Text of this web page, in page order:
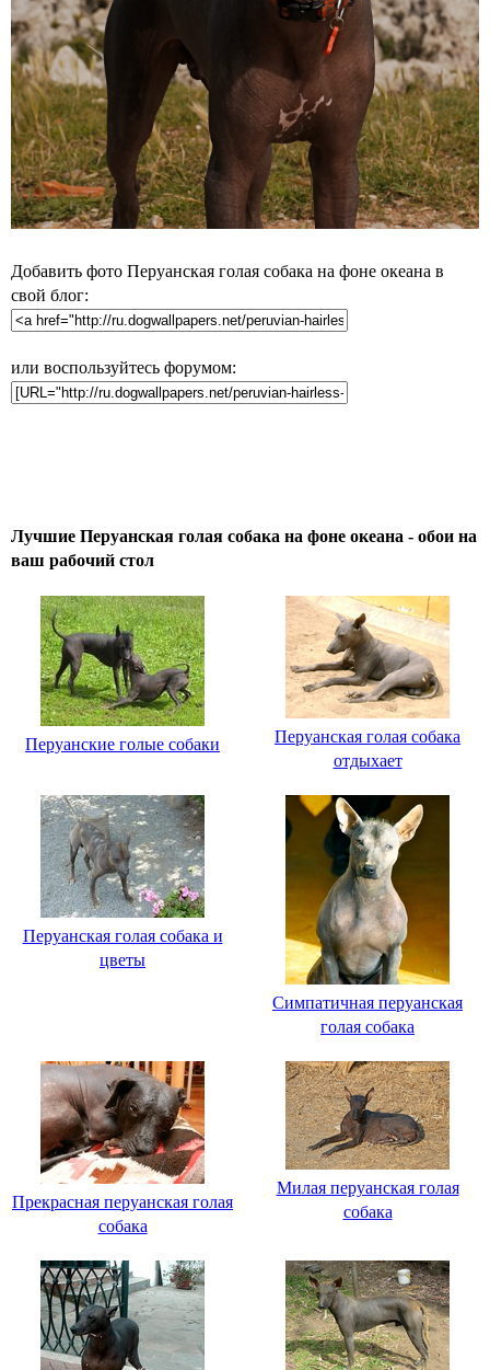
Добавить фото Перуанская голая собака на фоне океана в
свой блог:
или воспользуйтесь форумом:
Лучшие Перуанская голая собака на фоне океана - обои на
ваш рабочий стол
Перуанские голые собаки
Перуанская голая собака
отдыхает
Перуанская голая собака и
цветы
Симпатичная перуанская
голая собака
Прекрасная перуанская голая
собака
Милая перуанская голая
собака